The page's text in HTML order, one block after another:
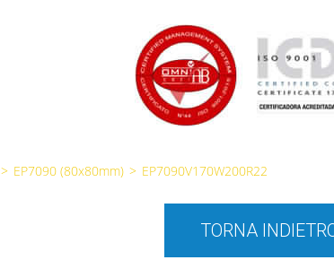
> EP7090 (80x80mm) > EP7090V170W200R22
TORNA